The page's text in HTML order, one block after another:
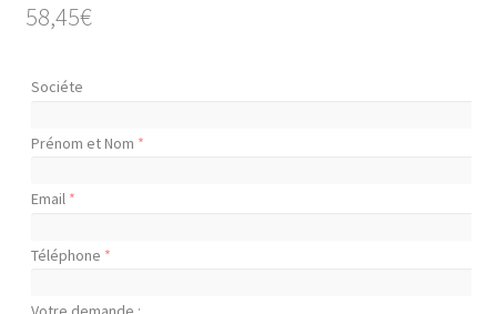
58,45€
Sociéte
Prénom et Nom *
Email *
Téléphone *